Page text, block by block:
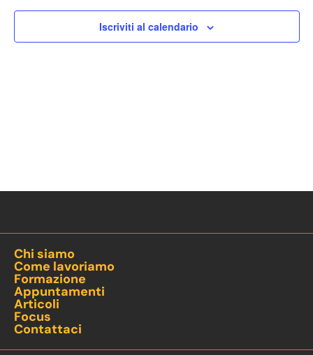
viste
Iscriviti al calendario
Chi siamo
Come lavoriamo
Formazione
Appuntamenti
Articoli
Focus
Contattaci